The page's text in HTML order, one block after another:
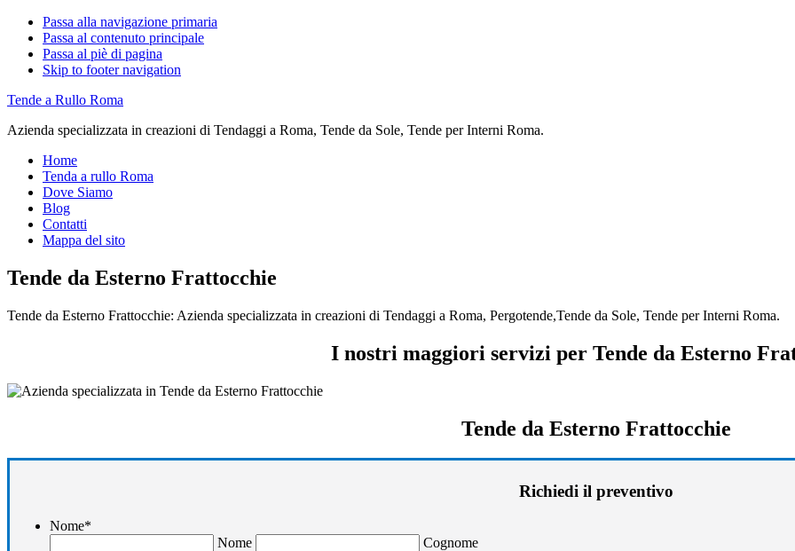
Passa alla navigazione primaria
Passa al contenuto principale
Passa al piè di pagina
Skip to footer navigation
Tende a Rullo Roma
Azienda specializzata in creazioni di Tendaggi a Roma, Tende da Sole, Tende per Interni Roma.
Home
Tenda a rullo Roma
Dove Siamo
Blog
Contatti
Mappa del sito
Tende da Esterno Frattocchie
Tende da Esterno Frattocchie: Azienda specializzata in creazioni di Tendaggi a Roma, Pergotende,Tende da Sole, Tende per Interni Roma.
I nostri maggiori servizi per Tende da Esterno
Tende da Esterno Frattocchie
Richiedi il preventivo
Nome*
Nome
Cognome